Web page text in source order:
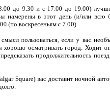
до 9.30 и с 17.00 до 19.00)
намерены в этот день (и/или всю
(по воскресеньям с 7.00).
пользоваться, если у вас
хорошо осматривать город. Ходит
продолжительность
Square) вас доставит ночной